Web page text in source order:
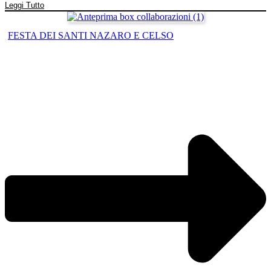
Leggi Tutto
FESTA DEI SANTI NAZARO E CELSO